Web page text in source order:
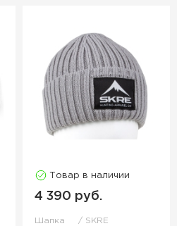
Товар в наличии
4 390 руб.
Шапка SKRE